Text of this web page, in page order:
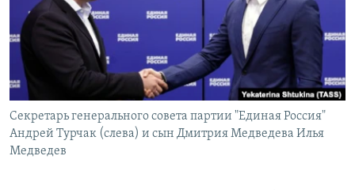
ПОДПИШИТЕСЬ НА РАССЫЛКУ
СОЦИАЛЬНЫЕ СЕТИ
Все сайты РСЕ/РС
Секретарь генерального совета партии "Единая Россия"
Андрей Турчак (слева) и сын Дмитрия Медведева Илья
Медведев